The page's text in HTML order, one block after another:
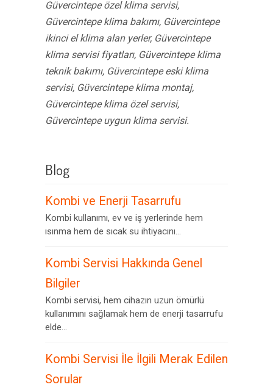
Güvercintepe özel klima servisi,
Güvercintepe klima bakımı, Güvercintepe
ikinci el klima alan yerler, Güvercintepe
klima servisi fiyatları, Güvercintepe klima
teknik bakımı, Güvercintepe eski klima
servisi, Güvercintepe klima montaj,
Güvercintepe klima özel servisi,
Güvercintepe uygun klima servisi.
Blog
Kombi ve Enerji Tasarrufu
Kombi kullanımı, ev ve iş yerlerinde hem
ısınma hem de sıcak su ihtiyacını...
Kombi Servisi Hakkında Genel
Bilgiler
Kombi servisi, hem cihazın uzun ömürlü
kullanımını sağlamak hem de enerji tasarrufu
elde...
Kombi Servisi İle İlgili Merak Edilen
Sorular